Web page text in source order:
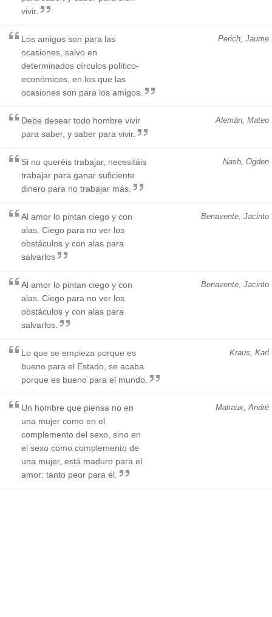
vivir.
Perich, Jaume
Los amigos son para las
ocasiones, salvo en
determinados círculos político-
económicos, en los que las
ocasiones son para los amigos.
Alemán, Mateo
Debe desear todo hombre vivir
para saber, y saber para vivir.
Nash, Ogden
Si no queréis trabajar, necesitáis
trabajar para ganar suficiente
dinero para no trabajar más.
Benavente, Jacinto
Al amor lo pintan ciego y con
alas. Ciego para no ver los
obstáculos y con alas para
salvarlos
Benavente, Jacinto
Al amor lo pintan ciego y con
alas. Ciego para no ver los
obstáculos y con alas para
salvarlos.
Kraus, Karl
Lo que se empieza porque es
bueno para el Estado, se acaba
porque es bueno para el mundo.
Malraux, André
Un hombre que piensa no en
una mujer como en el
complemento del sexo, sino en
el sexo como complemento de
una mujer, está maduro para el
amor: tanto peor para él.